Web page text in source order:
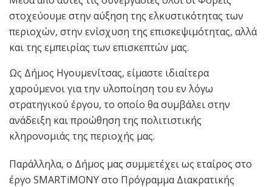
στοχεύουμε στην αύξηση της ελκυστικότητας των
περιοχών, στην ενίσχυση της επισκεψιμότητας, αλλά
και της εμπειρίας των επισκεπτών μας.
Ως Δήμος Ηγουμενίτσας, είμαστε ιδιαίτερα
χαρούμενοι για την υλοποίηση του εν λόγω
στρατηγικού έργου, το οποίο θα συμβάλει στην
ανάδειξη και προώθηση της πολιτιστικής
κληρονομιάς της περιοχής μας.
Παράλληλα, ο Δήμος μας συμμετέχει ως εταίρος στο
έργο SMARTiMONY στο Πρόγραμμα Διακρατικής